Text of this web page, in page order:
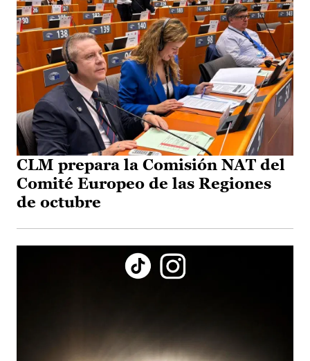
CLM prepara la Comisión NAT del
Comité Europeo de las Regiones
de octubre